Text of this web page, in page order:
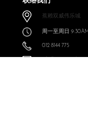
蕉赖双威伟乐城
周一至周日
012 8144 775